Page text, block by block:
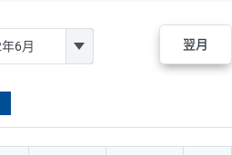
翌月